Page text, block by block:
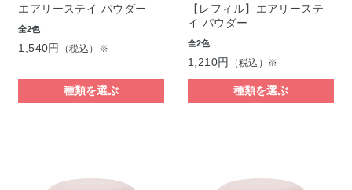
エアリーステイ パウダー
全2色
1,540円 （税込）※
種類を選ぶ
【レフィル】エアリーステ
イ パウダー
全2色
1,210円 （税込）※
種類を選ぶ